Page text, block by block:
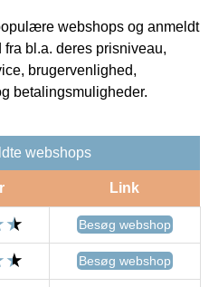
webshops og anmeldt
bl.a. deres prisniveau,
brugervenlighed,
betalingsmuligheder.
webshops
Link
Besøg webshop
Besøg webshop